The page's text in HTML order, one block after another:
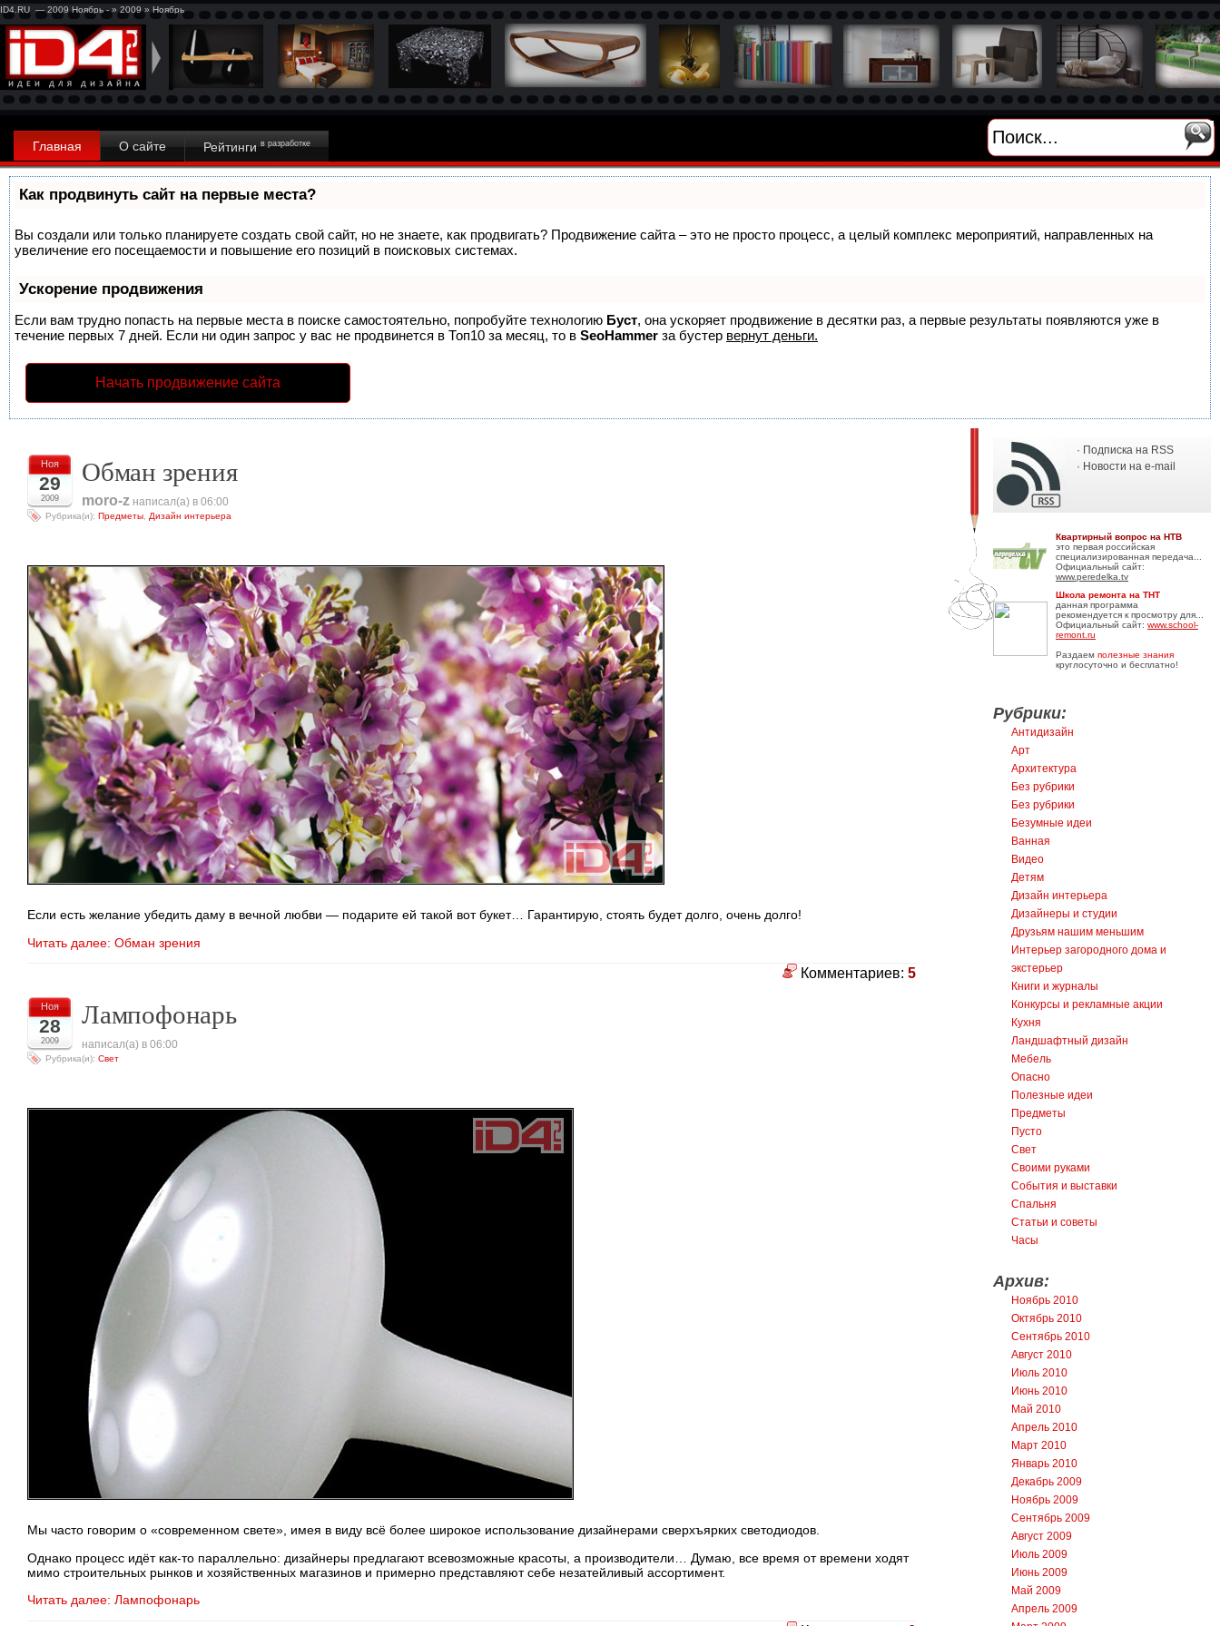
ID4.RU — 2009 Ноябрь - » 2009 » Ноябрь
Главная О сайте Рейтинги в разработке
Как продвинуть сайт на первые места?
Вы создали или только планируете создать свой сайт, но не знаете, как продвигать? Продвижение сайта – это не просто процесс, а целый комплекс мероприятий, направленных на
увеличение его посещаемости и повышение его позиций в поисковых системах.
Ускорение продвижения
Если вам трудно попасть на первые места в поиске самостоятельно, попробуйте технологию Буст, она ускоряет продвижение в десятки раз, а первые результаты появляются уже в
течение первых 7 дней. Если ни один запрос у вас не продвинется в Топ10 за месяц, то в SeoHammer за бустер вернут деньги.
Начать продвижение сайта
Ноя
29
2009
Обман зрения
moro-z написал(а) в 06:00
Рубрика(и): Предметы Дизайн интерьера
Если есть желание убедить даму в вечной любви — подарите ей такой вот букет… Гарантирую, стоять будет долго, очень долго!
Читать далее: Обман зрения
Комментариев: 5
Ноя
28
2009
Лампофонарь
написал(а) в 06:00
Рубрика(и): Свет
Мы часто говорим о «современном свете», имея в виду всё более широкое использование дизайнерами сверхъярких светодиодов.
Однако процесс идёт как-то параллельно: дизайнеры предлагают всевозможные красоты, а производители… Думаю, все время от времени ходят
мимо строительных рынков и хозяйственных магазинов и примерно представляют себе незатейливый ассортимент.
Читать далее: Лампофонарь
· Подписка на RSS
· Новости на e-mail
Квартирный вопрос на НТВ
это первая российская
специализированная передача...
Официальный сайт:
www.peredelka.tv
Школа ремонта на ТНТ
данная программа
рекомендуется к просмотру для...
Официальный сайт: www.school-
remont.ru
Раздаем полезные знания
круглосуточно и бесплатно!
Рубрики:
Антидизайн
Арт
Архитектура
Без рубрики
Без рубрики
Безумные идеи
Ванная
Видео
Детям
Дизайн интерьера
Дизайнеры и студии
Друзьям нашим меньшим
Интерьер загородного дома и
экстерьер
Книги и журналы
Конкурсы и рекламные акции
Кухня
Ландшафтный дизайн
Мебель
Опасно
Полезные идеи
Предметы
Пусто
Свет
Своими руками
События и выставки
Спальня
Статьи и советы
Часы
Архив:
Ноябрь 2010
Октябрь 2010
Сентябрь 2010
Август 2010
Июль 2010
Июнь 2010
Май 2010
Апрель 2010
Март 2010
Январь 2010
Декабрь 2009
Ноябрь 2009
Сентябрь 2009
Август 2009
Июль 2009
Июнь 2009
Май 2009
Апрель 2009